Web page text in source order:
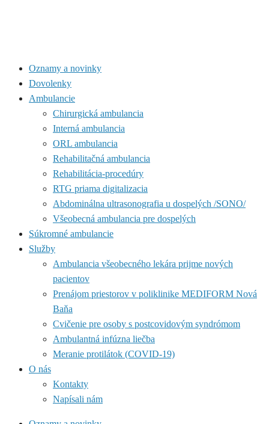
Oznamy a novinky
Dovolenky
Ambulancie
Chirurgická ambulancia
Interná ambulancia
ORL ambulancia
Rehabilitačná ambulancia
Rehabilitácia-procedúry
RTG priama digitalizacia
Abdominálna ultrasonografia u dospelých /SONO/
Všeobecná ambulancia pre dospelých
Súkromné ambulancie
Služby
Ambulancia všeobecného lekára prijme nových
pacientov
Prenájom priestorov v poliklinike MEDIFORM Nová
Baňa
Cvičenie pre osoby s postcovidovým syndrómom
Ambulantná infúzna liečba
Meranie protilátok (COVID-19)
O nás
Kontakty
Napísali nám